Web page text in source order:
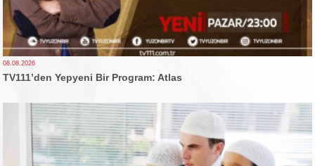
08.08.2026
TV111’den Yepyeni Bir Program: Atlas